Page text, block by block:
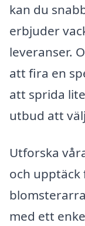
kan du
erbjuder
leveranser.
att fira en
att sprida
utbud att
Utforska
och upptäck
med ett